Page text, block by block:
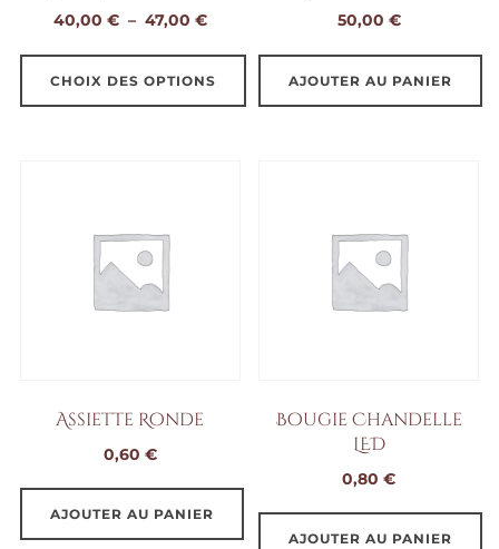
40,00 € – 47,00 €Plage
prix :
CHOIX DES OPTIONS
variations.
Les
options
sur
la
page
du
50,00 €
AJOUTER AU PANIER
Assiette Ronde
0,60 €
AJOUTER AU PANIER
Bougie Chandelle
LED
0,80€
AJOUTER AU PANIER